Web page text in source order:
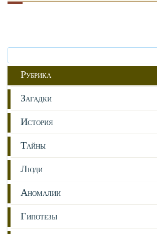
РУБРИКА
ЗАГАДКИ
ИСТОРИЯ
ТАЙНЫ
ЛЮДИ
АНОМАЛИИ
ГИПОТЕЗЫ